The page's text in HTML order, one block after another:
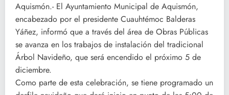
Aquismón.- El Ayuntamiento Municipal de Aquismón,
encabezado por el presidente Cuauhtémoc Balderas
Yáñez, informó que a través del área de Obras Públicas
se avanza en los trabajos de instalación del tradicional
Árbol Navideño, que será encendido el próximo 5 de
diciembre.
Como parte de esta celebración, se tiene programado un